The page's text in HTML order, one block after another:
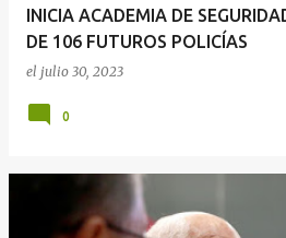
INICIA ACADEMIA DE
DE 106 FUTUROS POLICÍAS
el julio 30, 2023
0